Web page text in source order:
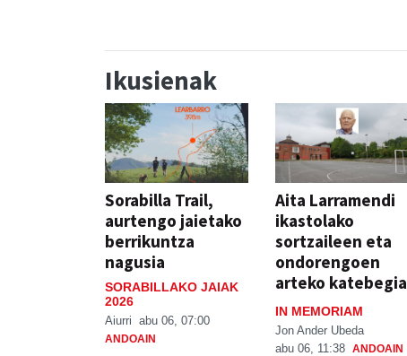
Ikusienak
Sorabilla Trail,
aurtengo jaietako
berrikuntza
nagusia
SORABILLAKO JAIAK
2026
Aiurri abu 06, 07:00
ANDOAIN
Aita Larramendi
ikastolako
sortzaileen eta
ondorengoen
arteko katebegia
IN MEMORIAM
Jon Ander Ubeda
abu 06, 11:38 ANDOAIN